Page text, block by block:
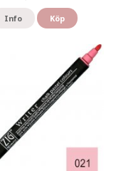
Info Köp